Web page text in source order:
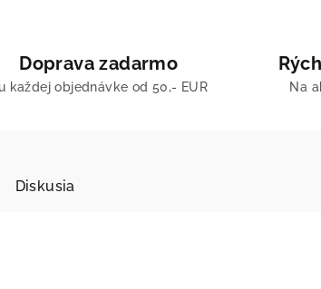
Doprava zadarmo
každej objednávke od 50,- EUR Na
Diskusia